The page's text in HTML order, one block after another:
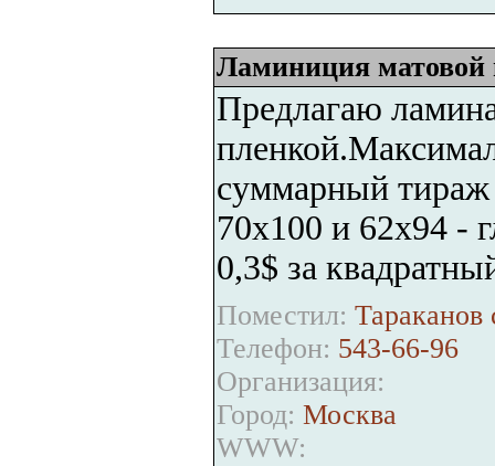
Ламиниция матовой
Предлагаю
суммарный тираж
70х100 и 62х94 -
0,3$ за
Поместил: Тараканов
Телефон: 543-66-96
Организация:
Город: Москва
WWW: